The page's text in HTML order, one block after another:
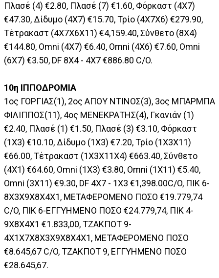
Πλασέ (4) €2.80, Πλασέ (7) €1.60, Φόρκαστ (4X7)
€47.30, Δίδυμο (4X7) €15.70, Τρίο (4X7X6) €279.90,
Τέτρακαστ (4X7X6X11) €4,159.40, Σύνθετο (8Χ4)
€144.80, Omni (4X7) €6.40, Omni (4X6) €7.60, Omni
(6X7) €3.50, DF 8Χ4 - 4X7 €886.80 C/O.
10η ΙΠΠΟΔΡΟΜΙΑ
1ος ΓΟΡΓΙΑΣ(1), 2ος ΑΠΟΥ ΝΤΙΝΟΣ(3), 3ος ΜΠΑΡΜΠΑ
ΦΙΛΙΠΠΟΣ(11), 4ος ΜΕΝΕΚΡΑΤΗΣ(4), Γκανιάν (1)
€2.40, Πλασέ (1) €1.50, Πλασέ (3) €3.10, Φόρκαστ
(1Χ3) €10.10, Δίδυμο (1Χ3) €7.20, Τρίο (1Χ3Χ11)
€66.00, Τέτρακαστ (1Χ3Χ11Χ4) €663.40, Σύνθετο
(4X1) €64.60, Omni (1Χ3) €3.80, Omni (1Χ11) €5.40,
Omni (3Χ11) €9.30, DF 4X7 - 1Χ3 €1,398.00C/O, ΠΙΚ 6-
8X3X9X8X4X1, ΜΕΤΑΦΕΡΟΜΕΝΟ ΠΟΣΟ €19.779,74
C/O, ΠIK 6-ΕΓΓΥΗΜΕΝΟ ΠΟΣΟ €24.779,74, ΠΙΚ 4-
9X8X4X1 €1.833,00, ΤΖΑΚΠΟΤ 9-
4X1X7X8X3X9X8X4X1, ΜΕΤΑΦΕΡΟΜΕΝΟ ΠΟΣΟ
€8.645,67 C/O, ΤΖΑΚΠΟΤ 9, ΕΓΓΥΗΜΕΝΟ ΠΟΣΟ
€28.645,67.